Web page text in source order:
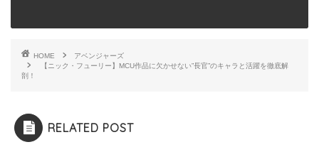
HOME
アベンジャーズ
【ニック・フューリー】MCU作品に欠かせない”長官”のキャラと活躍を徹底解
剖！
RELATED POST